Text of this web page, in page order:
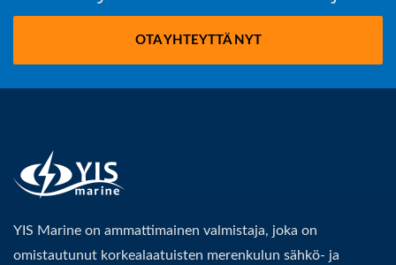
OTA YHTEYTTÄ NYT
YIS Marine on ammattimainen valmistaja, joka on
omistautunut korkealaatuisten merenkulun sähkö- ja